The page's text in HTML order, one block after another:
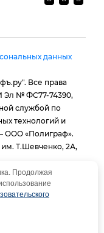
данных
Все права
Эл № ФС77-74390,
службой по
технологий и
ООО «Полиграф».
им. Т.Шевченко, 2А,
гиперссылка
Продолжая